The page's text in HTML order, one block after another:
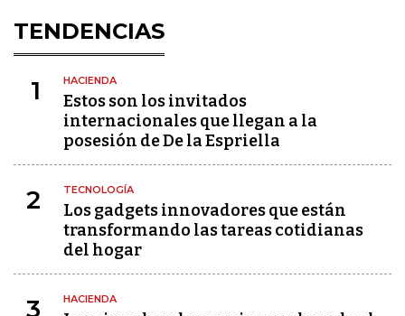
TENDENCIAS
1 HACIENDA
Estos son los invitados
internacionales que llegan a la
posesión de De la Espriella
2 TECNOLOGÍA
Los gadgets innovadores que están
transformando las tareas cotidianas
del hogar
3 HACIENDA